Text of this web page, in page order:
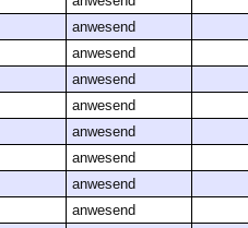
anwesend
anwesend
anwesend
anwesend
anwesend
anwesend
anwesend
anwesend